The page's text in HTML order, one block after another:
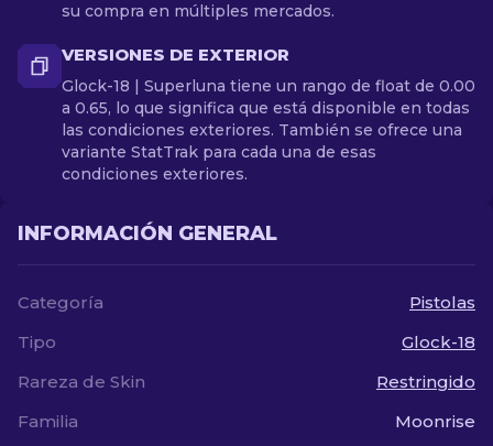
su compra en múltiples mercados.
VERSIONES DE EXTERIOR
Glock-18 | Superluna tiene un rango de float de 0.00
a 0.65, lo que significa que está disponible en todas
las condiciones exteriores. También se ofrece una
variante StatTrak para cada una de esas
condiciones exteriores.
INFORMACIÓN GENERAL
Categoría
Pistolas
Tipo
Glock-18
Rareza de Skin
Restringido
Familia
Moonrise